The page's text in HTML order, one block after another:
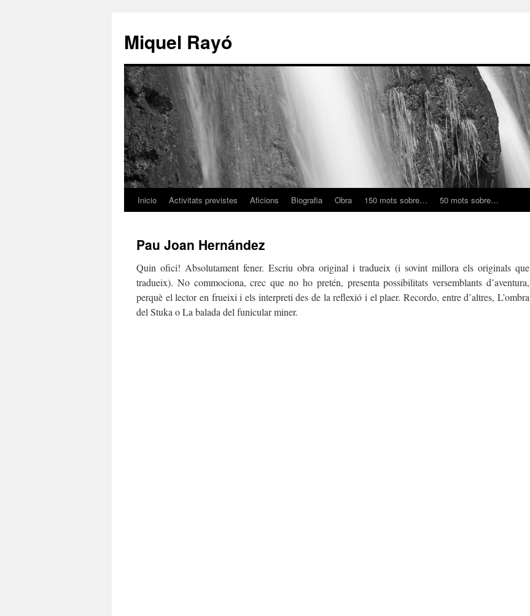
Miquel Rayó
Inicio Activitats previstes Aficions Biografia Obra 150 mots sobre… 50 mots sobre…
Pau Joan Hernández
Quin ofici! Absolutament fener. Escriu obra original i tradueix (i sovint millora els originals que
tradueix). No commociona, crec que no ho pretén, presenta possibilitats versemblants d’aventura,
perquè el lector en frueixi i els interpreti des de la reflexió i el plaer. Recordo, entre d’altres, L’ombra
del Stuka o La balada del funicular miner.